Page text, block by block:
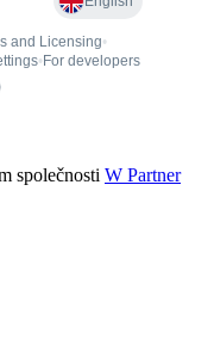
společnosti W Partner